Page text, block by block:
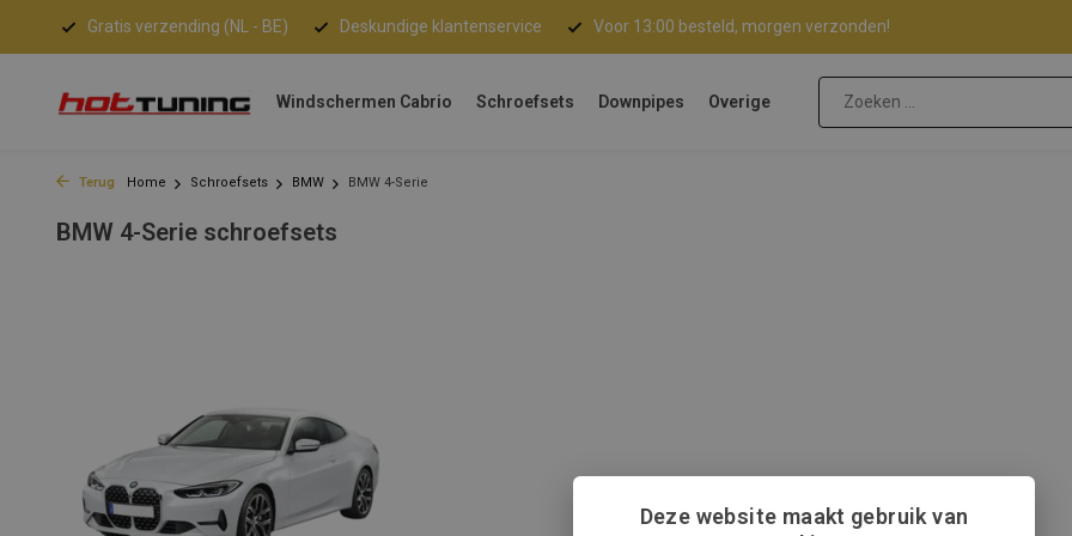
Gratis verzending (NL - BE) Deskundige klantenservice Voor 13:00 besteld, morgen verzonden!
Windschermen Cabrio Schroefsets Downpipes Overige
Terug Home Schroefsets BMW BMW 4-Serie
BMW 4-Serie schroefsets
Deze website maakt gebruik van